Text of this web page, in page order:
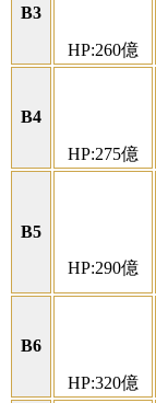
B3
HP:260億
B4
HP:275億
B5
HP:290億
B6
HP:320億